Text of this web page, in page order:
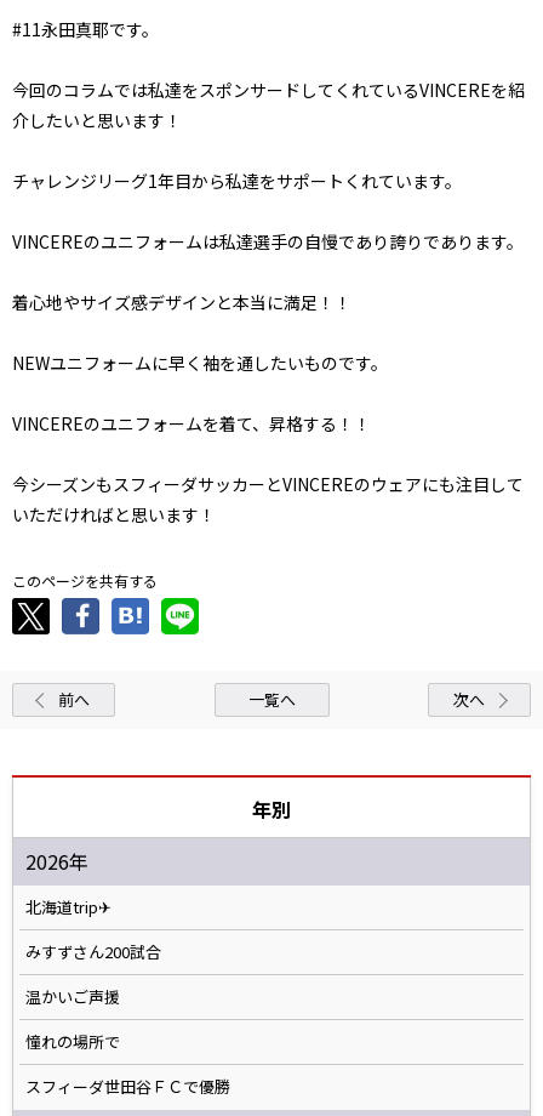
#11永田真耶です。
今回のコラムでは私達をスポンサードしてくれているVINCEREを紹
介したいと思います！
チャレンジリーグ1年目から私達をサポートくれています。
VINCEREのユニフォームは私達選手の自慢であり誇りであります。
着心地やサイズ感デザインと本当に満足！！
NEWユニフォームに早く袖を通したいものです。
VINCEREのユニフォームを着て、昇格する！！
今シーズンもスフィーダサッカーとVINCEREのウェアにも注目して
いただければと思います！
このページを共有する
前へ 一覧へ 次へ
年別
2026年
北海道trip✈
みすずさん200試合
温かいご声援
憧れの場所で
スフィーダ世田谷ＦＣで優勝